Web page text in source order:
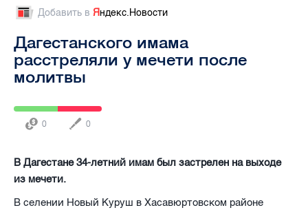
Добавить в Яндекс.Новости
Дагестанского имама
расстреляли у мечети после
молитвы
0 0
В Дагестане 34-летний имам был застрелен на выходе
из мечети.
В селении Новый Куруш в Хасавюртовском районе